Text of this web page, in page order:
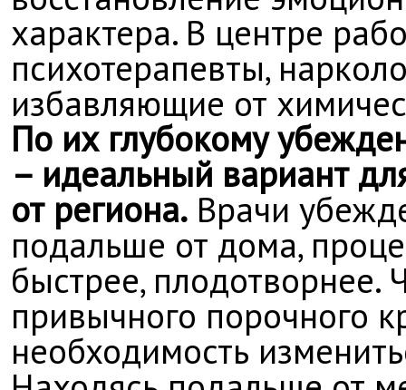
характера. В центре
психотерапевты,
избавляющие от
По их глубокому
– идеальный вариант
от региона. Врачи
подальше от дома,
быстрее, плодотворнее.
привычного порочного
необходимость